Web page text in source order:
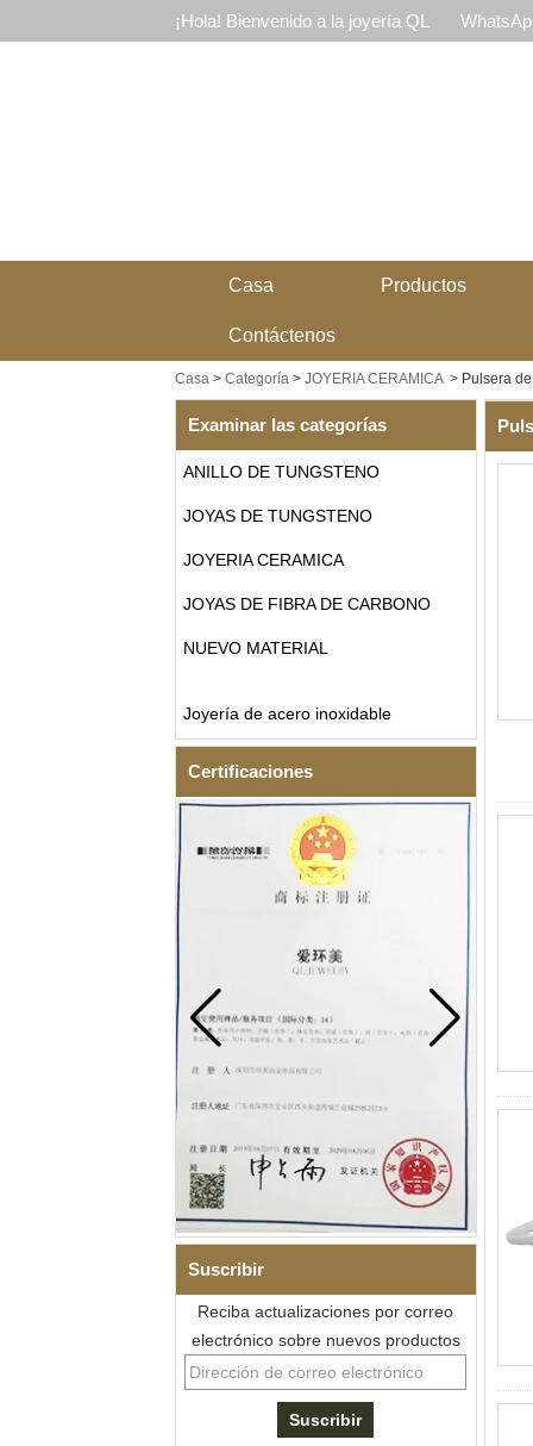
¡Hola! Bienvenido a la joyería QL
Casa Productos
Contáctenos
Casa> Categoría> JOYERIA CERAMICA> Pulsera
Examinar las categorías
ANILLO DE TUNGSTENO
JOYAS DE TUNGSTENO
JOYERIA CERAMICA
JOYAS DE FIBRA DE CARBONO
NUEVO MATERIAL
Joyería de acero inoxidable
Certificaciones
Suscribir
Reciba actualizaciones por correo
electrónico sobre nuevos productos
Pulsera de eslabones I de
acero inoxidable 304 de
cerámica con circonita negra